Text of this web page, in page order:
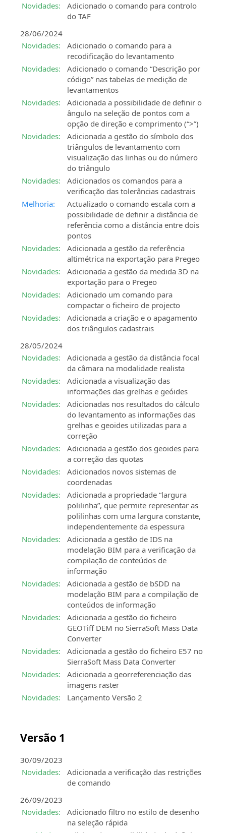
Novidades:
Adicionado o comando para controlo
do TAF
28/06/2024
Novidades:
Adicionado o comando para a
recodificação do levantamento
Novidades:
Adicionado o comando “Descrição por
código” nas tabelas de medição de
levantamentos
Novidades:
Adicionada a possibilidade de definir o
ângulo na seleção de pontos com a
opção de direção e comprimento (“>”)
Novidades:
Adicionada a gestão do símbolo dos
triângulos de levantamento com
visualização das linhas ou do número
do triângulo
Novidades:
Adicionados os comandos para a
verificação das tolerâncias cadastrais
Melhoria:
Actualizado o comando escala com a
possibilidade de definir a distância de
referência como a distância entre dois
pontos
Novidades:
Adicionada a gestão da referência
altimétrica na exportação para Pregeo
Novidades:
Adicionada a gestão da medida 3D na
exportação para o Pregeo
Novidades:
Adicionado um comando para
compactar o ficheiro de projecto
Novidades:
Adicionada a criação e o apagamento
dos triângulos cadastrais
28/05/2024
Novidades:
Adicionada a gestão da distância focal
da câmara na modalidade realista
Novidades:
Adicionada a visualização das
informações das grelhas e geóides
Novidades:
Adicionadas nos resultados do cálculo
do levantamento as informações das
grelhas e geoides utilizadas para a
correção
Novidades:
Adicionada a gestão dos geoides para
a correção das quotas
Novidades:
Adicionados novos sistemas de
coordenadas
Novidades:
Adicionada a propriedade “largura
polilinha”, que permite representar as
polilinhas com uma largura constante,
independentemente da espessura
Novidades:
Adicionada a gestão de IDS na
modelação BIM para a verificação da
compilação de conteúdos de
informação
Novidades:
Adicionada a gestão de bSDD na
modelação BIM para a compilação de
conteúdos de informação
Novidades:
Adicionada a gestão do ficheiro
GEOTiff DEM no SierraSoft Mass Data
Converter
Novidades:
Adicionada a gestão do ficheiro E57 no
SierraSoft Mass Data Converter
Novidades:
Adicionada a georreferenciação das
imagens raster
Novidades:
Lançamento Versão 2
Versão 1
30/09/2023
Novidades:
Adicionada a verificação das restrições
de comando
26/09/2023
Novidades:
Adicionado filtro no estilo de desenho
na seleção rápida